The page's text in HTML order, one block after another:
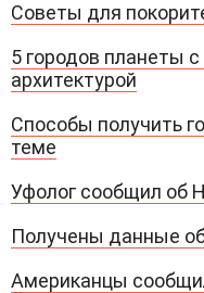
Советы для
5 городов планеты
архитектурой
Способы получить
теме
Уфолог сообщил об
Получены данные
Американцы